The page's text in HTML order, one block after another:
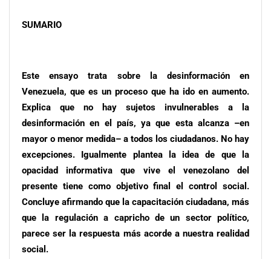
SUMARIO
Este ensayo trata sobre la desinformación en
Venezuela, que es un proceso que ha ido en aumento.
Explica que no hay sujetos invulnerables a la
desinformación en el país, ya que esta alcanza –en
mayor o menor medida– a todos los ciudadanos. No hay
excepciones. Igualmente plantea la idea de que la
opacidad informativa que vive el venezolano del
presente tiene como objetivo final el control social.
Concluye afirmando que la capacitación ciudadana, más
que la regulación a capricho de un sector político,
parece ser la respuesta más acorde a nuestra realidad
social.